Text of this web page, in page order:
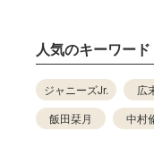
人気のキーワード
ジャニーズJr. 広
飯田栞月
中村